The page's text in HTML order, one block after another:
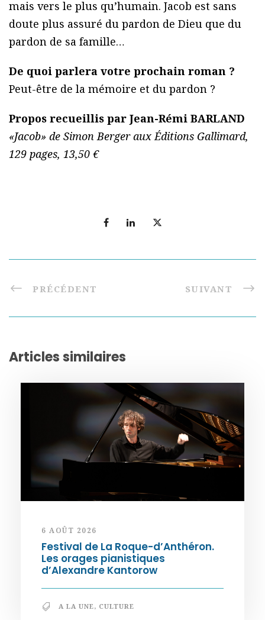
mais vers le plus qu’humain. Jacob est sans
doute plus assuré du pardon de Dieu que du
pardon de sa famille…
De quoi parlera votre prochain roman ?
Peut-être de la mémoire et du pardon ?
Propos recueillis par Jean-Rémi BARLAND
«Jacob» de Simon Berger aux Éditions Gallimard,
129 pages, 13,50 €
PRÉCÉDENT SUIVANT
Articles similaires
6 AOÛT 2026
Festival de La Roque-d’Anthéron.
Les orages pianistiques
d’Alexandre Kantorow
A LA UNE, CULTURE